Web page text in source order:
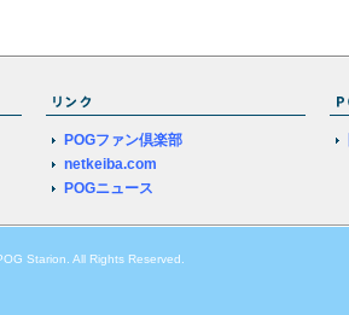
POGファン倶楽部
netkeiba.com
POGニュース
Starion. All Rights Reserved.